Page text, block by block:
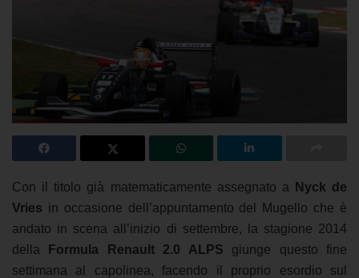
Con il titolo già matematicamente assegnato a
Nyck de
Vries in occasione dell’appuntamento del Mugello che è
andato in scena all’inizio di settembre, la stagione 2014
della
Formula Renault 2.0 ALPS giunge questo fine
settimana al capolinea, facendo il proprio esordio sul